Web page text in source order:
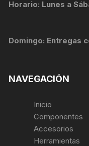
Horario: Lunes a
Domingo: Entregas
NAVEGACIÓN
Inicio
Componentes
Accesorios
Herramientas